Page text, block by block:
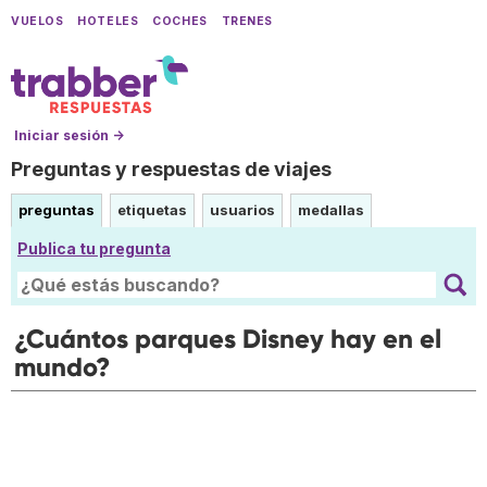
VUELOS HOTELES COCHES TRENES
Iniciar sesión →
Preguntas y respuestas de viajes
preguntas etiquetas usuarios medallas
Publica tu pregunta
¿Cuántos parques Disney hay en el
mundo?